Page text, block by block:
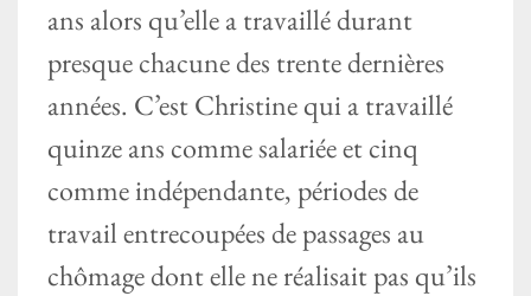
ans alors qu’elle a travaillé durant
presque chacune des trente dernières
années. C’est Christine qui a travaillé
quinze ans comme salariée et cinq
comme indépendante, périodes de
travail entrecoupées de passages au
chômage dont elle ne réalisait pas qu’ils